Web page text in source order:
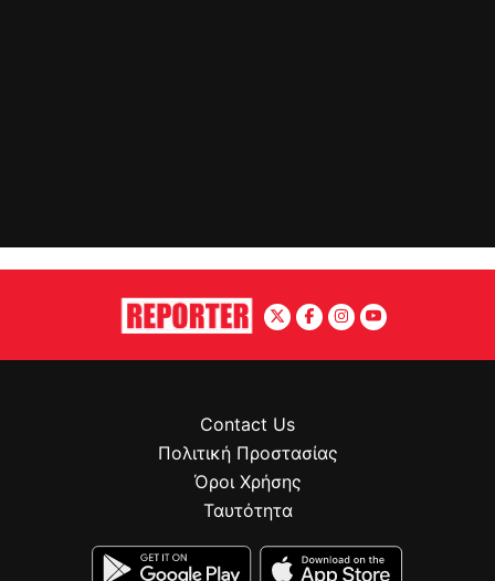
Contact Us
Πολιτική Προστασίας
Όροι Χρήσης
Ταυτότητα